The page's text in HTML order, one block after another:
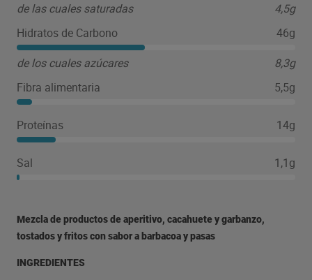
de las cuales saturadas
4,5g
Hidratos de Carbono
46g
de los cuales azúcares
8,3g
Fibra alimentaria
5,5g
Proteínas 14g
Sal 1,1g
Mezcla de productos de aperitivo, cacahuete y garbanzo,
tostados y fritos con sabor a barbacoa y pasas
INGREDIENTES